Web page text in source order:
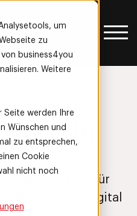
um
zu
business4you
Weitere
Seite werden Ihre
Wünschen und
zu entsprechen,
Cookie
nicht noch
der Praxis – für
die digital